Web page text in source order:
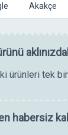
Akakçe
ürünleri tek
habersiz